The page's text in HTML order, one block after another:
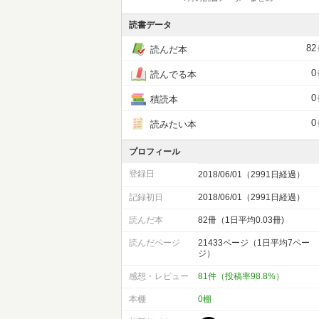
読書データ
読んだ本 82
読んでる本 0
積読本 0
読みたい本 0
プロフィール
登録日 2018/06/01（2991日経過）
記録初日 2018/06/01（2991日経過）
読んだ本 82冊（1日平均0.03冊)
読んだページ
21433ページ（1日平均7ペー
ジ）
感想・レビュー 81件（投稿率98.8%）
本棚 0棚